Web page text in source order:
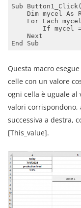
For Each
If mycel
Questa macro
celle con un valore
ogni cella è uguale al
valori corrispondono,
successiva a destra,
[This_value].